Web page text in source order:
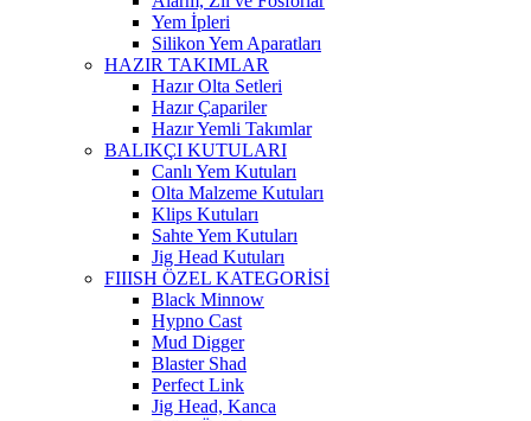
Yem İpleri
Silikon Yem Aparatları
HAZIR TAKIMLAR
Hazır Olta Setleri
Hazır Çapariler
Hazır Yemli Takımlar
BALIKÇI KUTULARI
Canlı Yem Kutuları
Olta Malzeme Kutuları
Klips Kutuları
Sahte Yem Kutuları
Jig Head Kutuları
FIIISH ÖZEL KATEGORİSİ
Black Minnow
Hypno Cast
Mud Digger
Blaster Shad
Perfect Link
Jig Head, Kanca